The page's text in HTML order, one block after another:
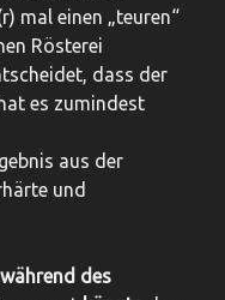
mal einen „teuren“
Rösterei
dass der
es zumindest
aus der
und
des